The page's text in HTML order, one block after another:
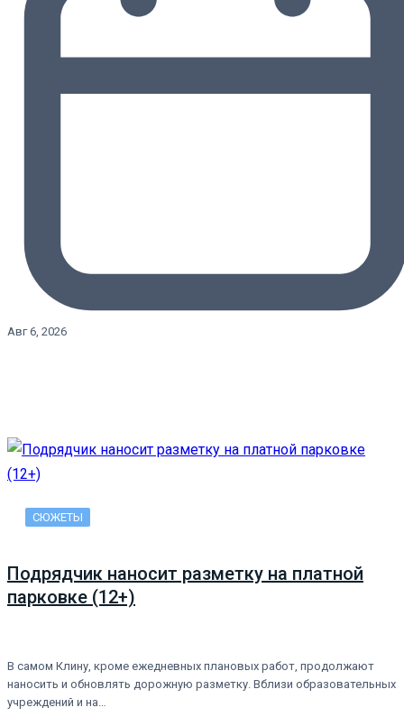
Авг 6, 2026
СЮЖЕТЫ
Подрядчик наносит разметку на платной
парковке (12+)
В самом Клину, кроме ежедневных плановых работ, продолжают
наносить и обновлять дорожную разметку. Вблизи образовательных
учреждений и на…